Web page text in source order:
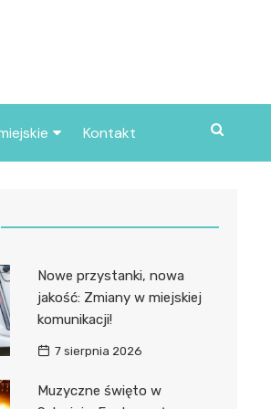
Kontakt
Nowe przystanki, nowa
jakość: Zmiany w miejskiej
komunikacji!
7 sierpnia 2026
Muzyczne święto w